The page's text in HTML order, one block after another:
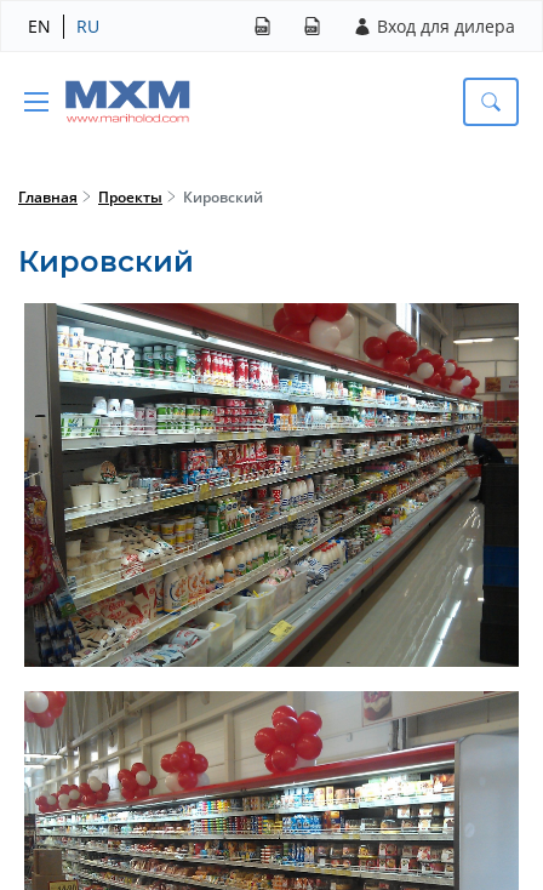
EN RU Вход для дилера
Главная Проекты Кировский
Кировский